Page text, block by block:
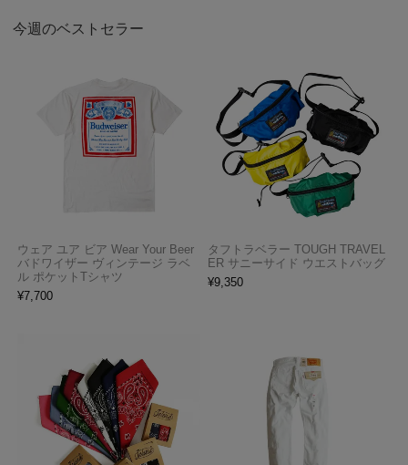
今週のベストセラー
ウェア ユア ビア Wear Your Beer
バドワイザー ヴィンテージ ラベ
ル ポケットTシャツ
¥7,700
タフトラベラー TOUGH TRAVEL
ER サニーサイド ウエストバッグ
¥9,350